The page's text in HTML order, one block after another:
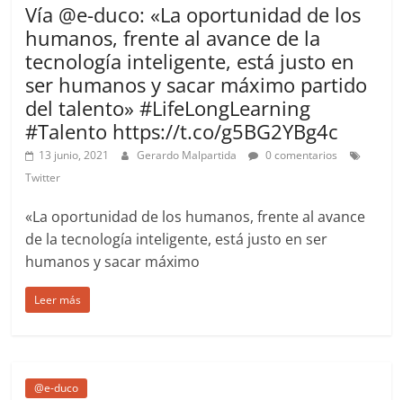
Vía @e-duco: «La oportunidad de los
humanos, frente al avance de la
tecnología inteligente, está justo en
ser humanos y sacar máximo partido
del talento» #LifeLongLearning
#Talento https://t.co/g5BG2YBg4c
13 junio, 2021 Gerardo Malpartida
0 comentarios
Twitter
«La oportunidad de los humanos, frente al avance
de la tecnología inteligente, está justo en ser
humanos y sacar máximo
Leer más
@e-duco